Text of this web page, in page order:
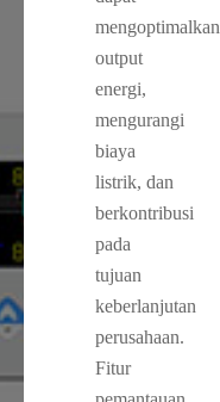
mengoptimalkan
output
energi,
mengurangi
biaya
listrik, dan
berkontribusi
pada
tujuan
keberlanjutan
perusahaan.
Fitur